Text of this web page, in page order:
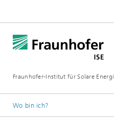
Fraunhofer-Institut für Solare
Wo bin ich?